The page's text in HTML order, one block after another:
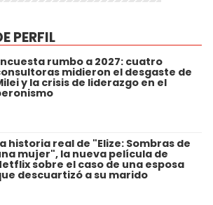
PERFIL
rumbo a 2027: cuatro
midieron el desgaste de
y la crisis de liderazgo en el
historia real de "Elize: Sombras de
mujer", la nueva película de
sobre el caso de una esposa
descuartizó a su marido